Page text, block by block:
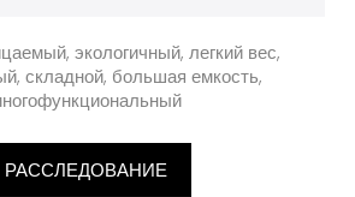
экологичный, легкий вес,
складной, большая емкость,
РАССЛЕДОВАНИЕ